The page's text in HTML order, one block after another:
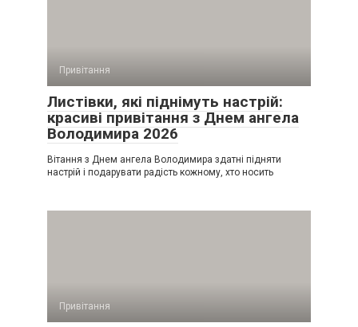
Привітання
Листівки, які піднімуть настрій:
красиві привітання з Днем ангела
Володимира 2026
Вітання з Днем ангела Володимира здатні підняти
настрій і подарувати радість кожному, хто носить
Привітання